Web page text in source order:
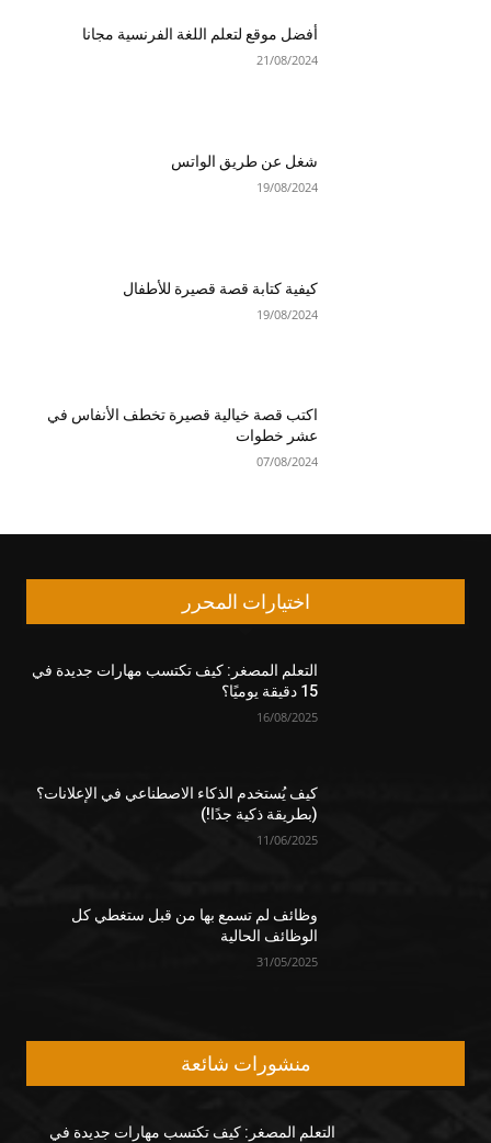
أفضل موقع لتعلم اللغة الفرنسية مجانا
21/08/2024
شغل عن طريق الواتس
19/08/2024
كيفية كتابة قصة قصيرة للأطفال
19/08/2024
اكتب قصة خيالية قصيرة تخطف الأنفاس في
عشر خطوات
07/08/2024
اختيارات المحرر
التعلم المصغر: كيف تكتسب مهارات جديدة في
15 دقيقة يوميًا؟
16/08/2025
كيف يُستخدم الذكاء الاصطناعي في الإعلانات؟
(بطريقة ذكية جدًا!)
11/06/2025
وظائف لم تسمع بها من قبل ستغطي كل
الوظائف الحالية
31/05/2025
منشورات شائعة
التعلم المصغر: كيف تكتسب مهارات جديدة في